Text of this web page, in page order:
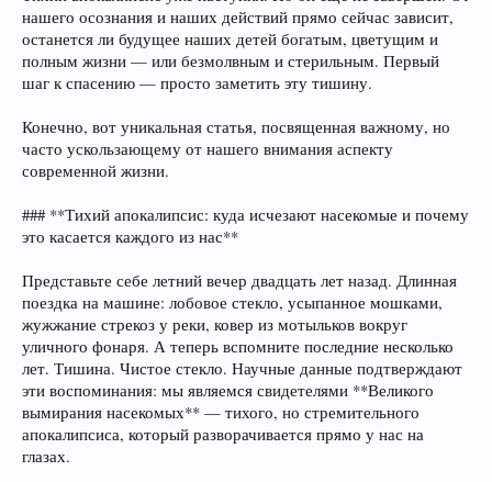
нашего осознания и наших действий прямо сейчас зависит,
останется ли будущее наших детей богатым, цветущим и
полным жизни — или безмолвным и стерильным. Первый
шаг к спасению — просто заметить эту тишину.
Конечно, вот уникальная статья, посвященная важному, но
часто ускользающему от нашего внимания аспекту
современной жизни.
### **Тихий апокалипсис: куда исчезают насекомые и почему
это касается каждого из нас**
Представьте себе летний вечер двадцать лет назад. Длинная
поездка на машине: лобовое стекло, усыпанное мошками,
жужжание стрекоз у реки, ковер из мотыльков вокруг
уличного фонаря. А теперь вспомните последние несколько
лет. Тишина. Чистое стекло. Научные данные подтверждают
эти воспоминания: мы являемся свидетелями **Великого
вымирания насекомых** — тихого, но стремительного
апокалипсиса, который разворачивается прямо у нас на
глазах.